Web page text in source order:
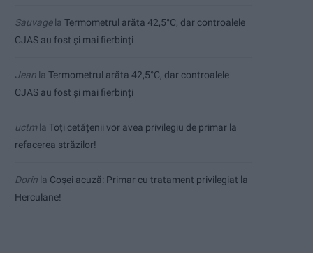
Sauvagela Termometrul arăta 42,5°C, dar controalele
CJAS au fost și mai fierbinți
Jean la Termometrul arăta 42,5°C, dar controalele
CJAS au fost și mai fierbinți
uctmla Toți cetățenii vor avea privilegiu de primar la
refacerea străzilor!
Dorin la Coșei acuză: Primar cu tratament privilegiat la
Herculane!